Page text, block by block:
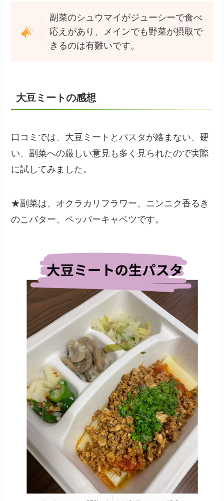
副菜のシュウマイがジューシーで食べ
応えがあり、メインでも野菜が摂取で
きるのは有難いです。
大豆ミートの感想
口コミでは、大豆ミートとパスタが絡まない、硬
い、副菜への厳しい意見も多く見られたので実際
に試してみました。
★副菜は、オクラカリフラワー、ニンニク香るき
のこバター、ペッパーキャベツです。